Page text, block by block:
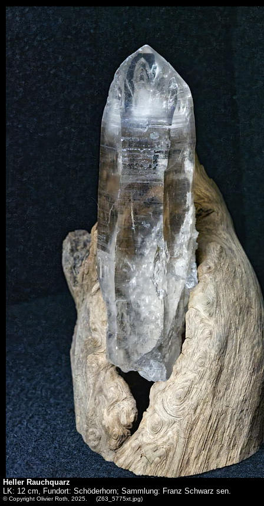
Heller Rauchquarz
LK: 12 cm, Fundort: Schöderhorn; Sammlung: Franz Schwarz sen.
© Copyright Olivier Roth, 2025. (Z63_5775xt.jpg)